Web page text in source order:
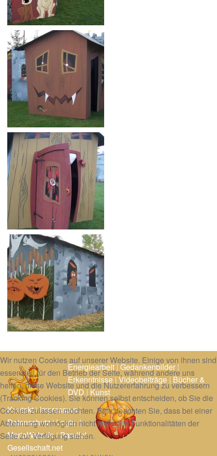
Energiearbeit|Gedankenbilder|
Erkenntnisse|Videobeiträge|Bücher &
DVD|Kunst
Kontakt|Impressum|
Datenschutz|Login|
MarioWalz.de|Parallel-
Gesellschaft.net
Wir nutzen Cookies auf unserer Website. Einige von ihnen sind
essenziell für den Betrieb der Seite, während andere uns
helfen, diese Website und die Nutzererfahrung zu verbessern
(Tracking Cookies). Sie können selbst entscheiden, ob Sie die
Cookies zulassen möchten. Bitte beachten Sie, dass bei einer
Ablehnung womöglich nicht mehr alle Funktionalitäten der
Seite zur Verfügung stehen.